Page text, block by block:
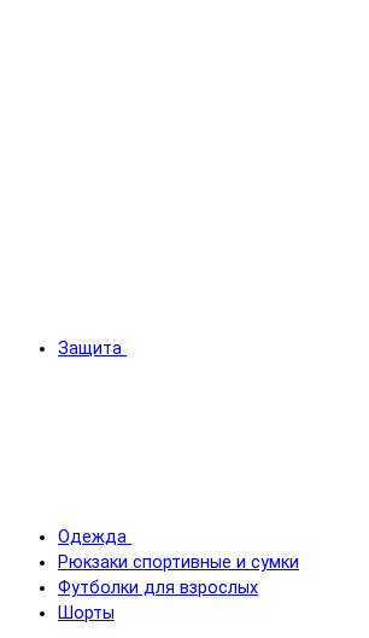
Защита
Одежда
Рюкзаки спортивные и сумки
Футболки для взрослых
Шорты